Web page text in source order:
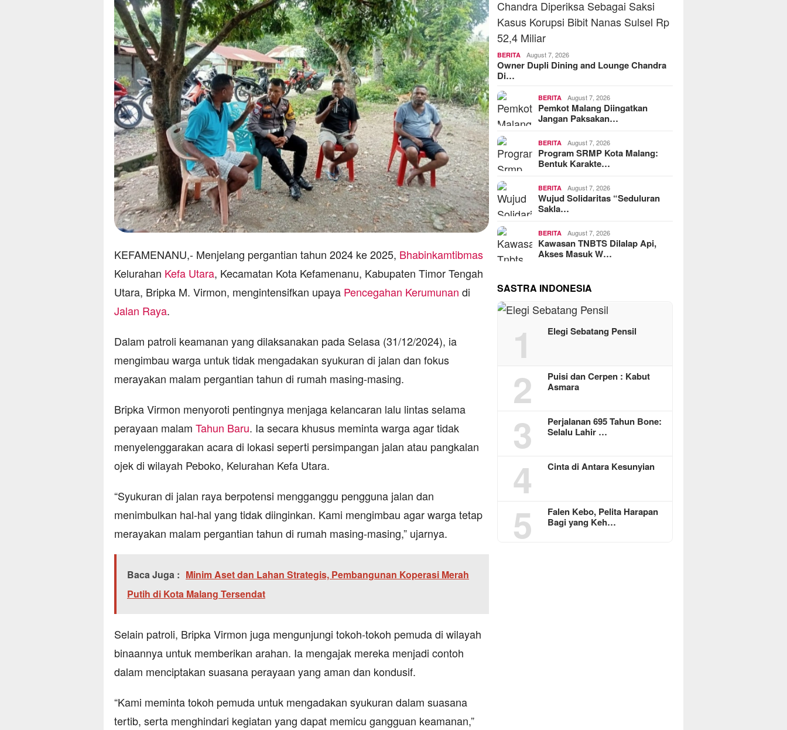
KEFAMENANU,- Menjelang pergantian tahun 2024 ke 2025, Bhabinkamtibmas
Kelurahan Kefa Utara, Kecamatan Kota Kefamenanu, Kabupaten Timor Tengah
Utara, Bripka M. Virmon, mengintensifkan upaya Pencegahan Kerumunan di
Jalan Raya.
Dalam patroli keamanan yang dilaksanakan pada Selasa (31/12/2024), ia
mengimbau warga untuk tidak mengadakan syukuran di jalan dan fokus
merayakan malam pergantian tahun di rumah masing-masing.
Bripka Virmon menyoroti pentingnya menjaga kelancaran lalu lintas selama
perayaan malam Tahun Baru. Ia secara khusus meminta warga agar tidak
menyelenggarakan acara di lokasi seperti persimpangan jalan atau pangkalan
ojek di wilayah Peboko, Kelurahan Kefa Utara.
“Syukuran di jalan raya berpotensi mengganggu pengguna jalan dan
menimbulkan hal-hal yang tidak diinginkan. Kami mengimbau agar warga tetap
merayakan malam pergantian tahun di rumah masing-masing,” ujarnya.
Baca Juga : Minim Aset dan Lahan Strategis, Pembangunan Koperasi Merah
Putih di Kota Malang Tersendat
Selain patroli, Bripka Virmon juga mengunjungi tokoh-tokoh pemuda di wilayah
binaannya untuk memberikan arahan. Ia mengajak mereka menjadi contoh
dalam menciptakan suasana perayaan yang aman dan kondusif.
“Kami meminta tokoh pemuda untuk mengadakan syukuran dalam suasana
tertib, serta menghindari kegiatan yang dapat memicu gangguan keamanan,”
BERITA August 7, 2026
Owner Dupli Dining and Lounge Chandra
Di…
BERITA August 7, 2026
Pemkot Malang Diingatkan
Jangan Paksakan…
BERITA August 7, 2026
Program SRMP Kota Malang:
Bentuk Karakte…
BERITA August 7, 2026
Wujud Solidaritas “Seduluran
Sakla…
BERITA August 7, 2026
Kawasan TNBTS Dilalap Api,
Akses Masuk W…
SASTRA INDONESIA
1 Elegi Sebatang Pensil
2
Puisi dan Cerpen : Kabut
Asmara
3
Perjalanan 695 Tahun Bone:
Selalu Lahir …
4 Cinta di Antara Kesunyian
5
Falen Kebo, Pelita Harapan
Bagi yang Keh…